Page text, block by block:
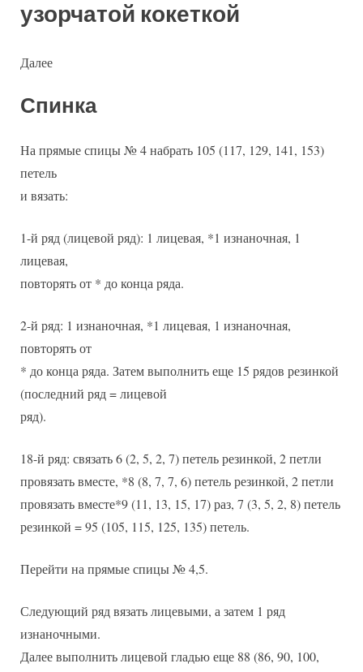
узорчатой кокеткой
Далее
Спинка
На прямые спицы № 4 набрать 105 (117, 129, 141, 153)
петель
и вязать:
1-й ряд (лицевой ряд): 1 лицевая, *1 изнаночная, 1
лицевая,
повторять от * до конца ряда.
2-й ряд: 1 изнаночная, *1 лицевая, 1 изнаночная,
повторять от
* до конца ряда. Затем выполнить еще 15 рядов резинкой
(последний ряд = лицевой
ряд).
18-й ряд: связать 6 (2, 5, 2, 7) петель резинкой, 2 петли
провязать вместе, *8 (8, 7, 7, 6) петель резинкой, 2 петли
провязать вместе*9 (11, 13, 15, 17) раз, 7 (3, 5, 2, 8) петель
резинкой = 95 (105, 115, 125, 135) петель.
Перейти на прямые спицы № 4,5.
Следующий ряд вязать лицевыми, а затем 1 ряд
изнаночными.
Далее выполнить лицевой гладью еще 88 (86, 90, 100,